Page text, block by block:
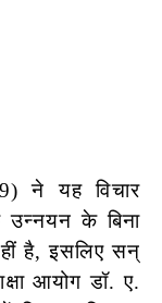
ने यह विचार
उन्नयन के बिना
है, इसलिए सन्
आयोग डॉ. ए.